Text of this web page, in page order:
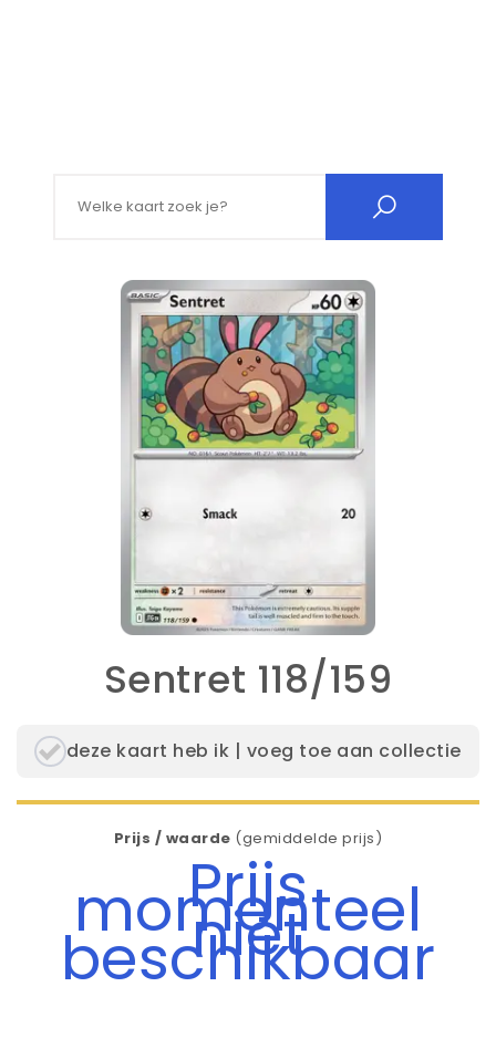
Sentret 118/159
deze kaart heb ik | voeg toe aan collectie
Prijs / waarde (gemiddelde prijs)
Prijs
momenteel
niet
beschikbaar